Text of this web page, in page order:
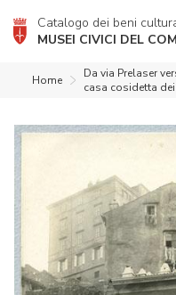
Catalogo dei beni
MUSEI CIVICI DEL
Home
Da via Prelaser
casa cosidetta dei